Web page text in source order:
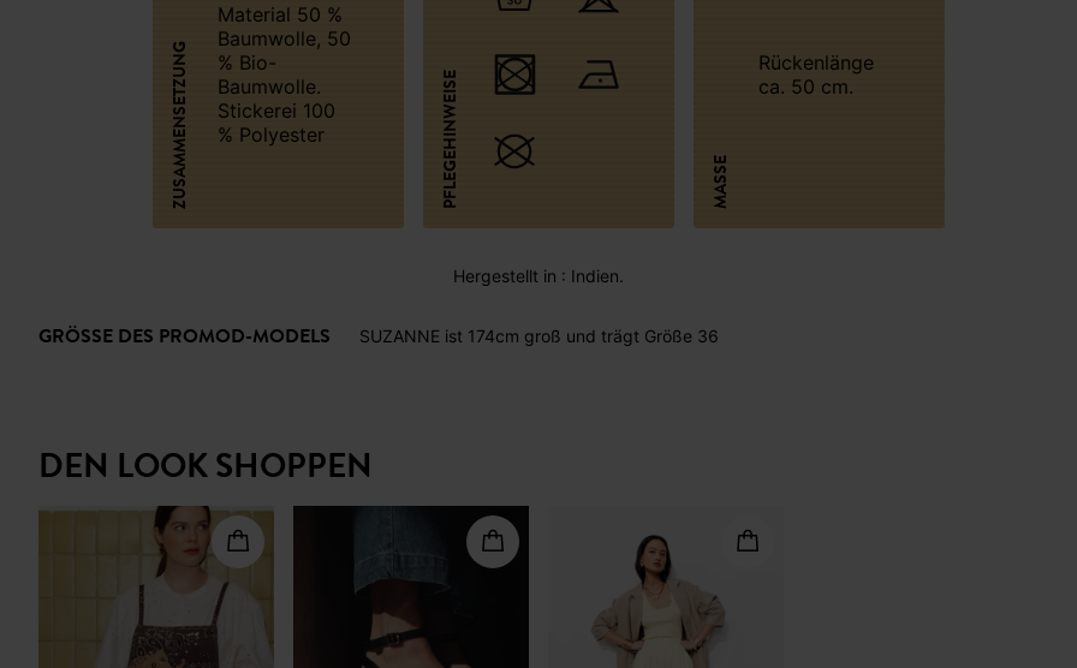
ZUSAMMENSETZUNG
Material 50 %
Baumwolle, 50
% Bio-
Baumwolle.
Stickerei 100
% Polyester
PFLEGEHINWEISE MASSE
Rückenlänge
ca. 50 cm.
Hergestellt in : Indien.
GRÖSSE DES PROMOD-MODELS SUZANNE ist 174cm groß und trägt Größe 36
DEN LOOK SHOPPEN